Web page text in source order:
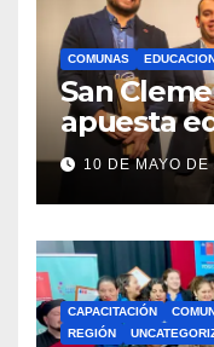
COMUNAS
San
apuesta
10 DE MAYO DE
CAPACITACIÓN
REGIÓN